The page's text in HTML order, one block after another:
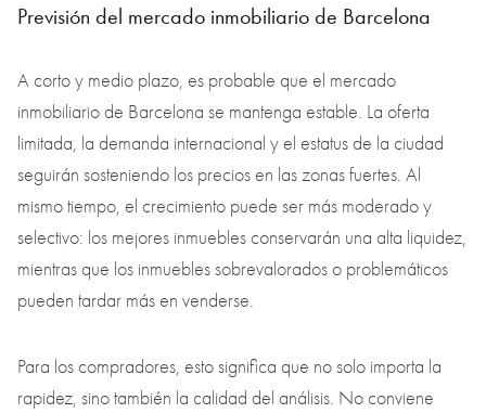
Previsión del mercado inmobiliario de Barcelona
A corto y medio plazo, es probable que el mercado
inmobiliario de Barcelona se mantenga estable. La oferta
limitada, la demanda internacional y el estatus de la ciudad
seguirán sosteniendo los precios en las zonas fuertes. Al
mismo tiempo, el crecimiento puede ser más moderado y
selectivo: los mejores inmuebles conservarán una alta liquidez,
mientras que los inmuebles sobrevalorados o problemáticos
pueden tardar más en venderse.
Para los compradores, esto significa que no solo importa la
rapidez, sino también la calidad del análisis. No conviene